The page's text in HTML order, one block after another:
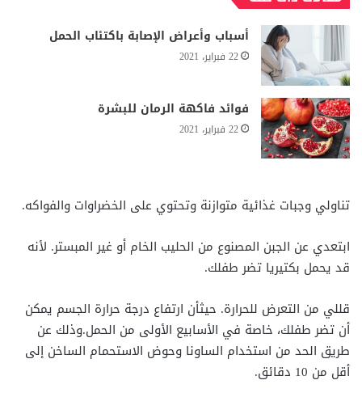
أسباب وأعراض الإصابة باكتئاب الحمل
22 فبراير، 2021
فوائد فاكهة الرمان للبشرة
22 فبراير، 2021
تناولي وجبات غذائية متوازنة وتحتوي على الخضراوات والفواكه.
ابتعدي عن الجبن المصنوع من الحليب الخام أو غير المبستر. لأنه
قد يحمل بكتيريا تضر طفلك.
قللي من التعرض للحرارة. حيثأن ارتفاع درجة حرارة الجسم يمكن
أن تضر طفلك، خاصة في الأسابيع الأولى من الحمل.وذلك عن
طريق الحد من استخدام الساونا وحوض الاستحمام الساخن إلى
أقل من 10 دقائق.